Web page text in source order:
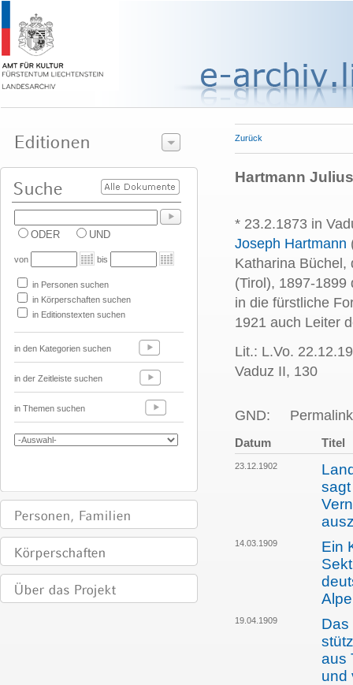
ODER UND
von bis
in Personen suchen
in Körperschaften suchen
in Editionstexten suchen
in den Kategorien suchen
in der Zeitleiste suchen
in Themen suchen
Zurück
Hartmann
* 23.2.1873 in
Joseph Hartmann
Katharina Büchel,
(Tirol), 1897-1899
in die fürstliche
1921 auch Leiter
Lit.: L.Vo.
Vaduz II, 130
GND:
Datum Titel
23.12.1902
14.03.1909
Ein
19.04.1909
Das
aus
und